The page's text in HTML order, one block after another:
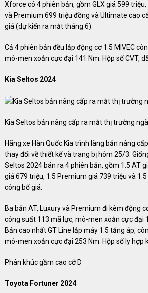
Xforce có 4 phiên bản, gồm GLX giá 599
và Premium 699 triệu đồng và Ultimate cao
giá (dự kiến ra mắt tháng 6).
Cả 4 phiên bản đều lắp động cơ 1.5 MIVEC
mô-men xoắn cực đại 141 Nm. Hộp số CVT,
Kia Seltos 2024
Kia Seltos bản nâng cấp ra mắt thị trường
Hãng xe Hàn Quốc Kia trình làng bản nâng
thay đổi về thiết kế và trang bị hôm 25/3.
Seltos 2024 bán ra 4 phiên bản, gồm 1.5 AT
giá 679 triệu, 1.5 Premium giá 739 triệu và
công bố giá.
Ba bản AT, Luxury và Premium đi kèm động
công suất 113 mã lực, mô-men xoắn cực đại
Bản cao nhất GT Line lắp máy 1.5 tăng áp,
mô-men xoắn cực đại 253 Nm. Hộp số ly hợp
Phân khúc gầm cao cỡ D
Toyota Fortuner 2024